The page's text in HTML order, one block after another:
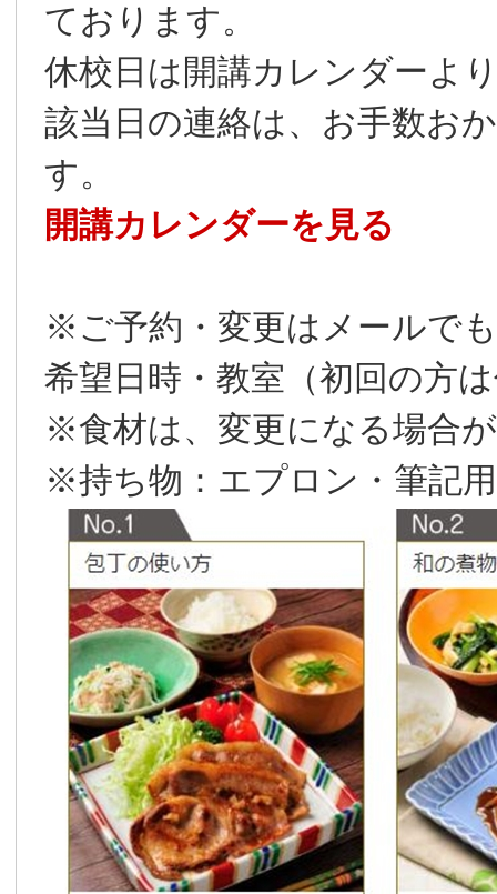
ております。
休校日は開講カレンダーよ
該当日の連絡は、お手数お
す。
開講カレンダーを見る
※ご予約・変更はメールで
希望日時・教室（初回の方
※食材は、変更になる場合
※持ち物：エプロン・筆記